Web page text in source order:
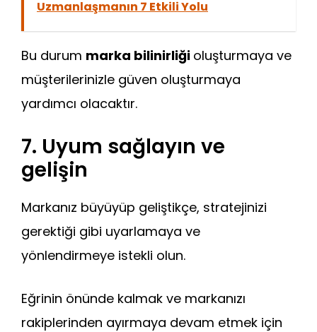
Uzmanlaşmanın 7 Etkili Yolu
Bu durum marka bilinirliği oluşturmaya ve
müşterilerinizle güven oluşturmaya
yardımcı olacaktır.
7. Uyum sağlayın ve
gelişin
Markanız büyüyüp geliştikçe, stratejinizi
gerektiği gibi uyarlamaya ve
yönlendirmeye istekli olun.
Eğrinin önünde kalmak ve markanızı
rakiplerinden ayırmaya devam etmek için